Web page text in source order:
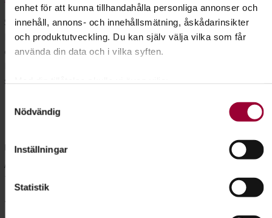
enhet för att kunna tillhandahålla personliga annonser och
innehåll, annons- och innehållsmätning, åskådarinsikter
och produktutveckling. Du kan själv välja vilka som får
använda din data och i vilka syften.
kan ha en noggrannhet på upp till flera meter
Ta reda på mer om hur dina personliga uppgifter behandlas
ändra eller dra tillbaka ditt samtycke när som helst från
Nödvändig
Inställningar
Statistik
Studiefrämjandets kontor är också ett allaktivitetshus som
heter Kultur- och Musikhuset Hillstreet. Huset är beläget i
centrala Lindesberg och drivs av Studiefrämjandet. Det finns
sända radio, uppträda och arrangera.
Besöksadress
Älvstorpsvägen 11
713 30 Nora
Telefon